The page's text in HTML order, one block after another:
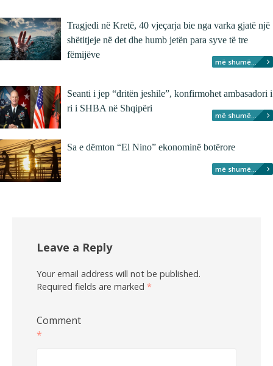
Tragjedi në Kretë, 40 vjeçarja bie nga varka gjatë një
shëtitjeje në det dhe humb jetën para syve të tre
fëmijëve
më shumë...
Seanti i jep “dritën jeshile”, konfirmohet ambasadori i
ri i SHBA në Shqipëri
më shumë...
Sa e dëmton “El Nino” ekonominë botërore
më shumë...
Leave a Reply
Your email address will not be published.
Required fields are marked *
Comment
*